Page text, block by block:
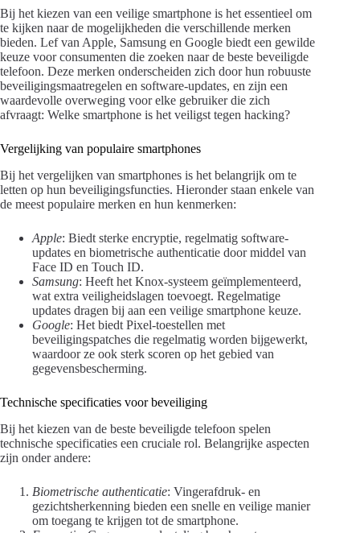
Bij het kiezen van een veilige smartphone is het essentieel om
te kijken naar de mogelijkheden die verschillende merken
bieden. Lef van Apple, Samsung en Google biedt een gewilde
keuze voor consumenten die zoeken naar de beste beveiligde
telefoon. Deze merken onderscheiden zich door hun robuuste
beveiligingsmaatregelen en software-updates, en zijn een
waardevolle overweging voor elke gebruiker die zich
afvraagt: Welke smartphone is het veiligst tegen hacking?
Vergelijking van populaire smartphones
Bij het vergelijken van smartphones is het belangrijk om te
letten op hun beveiligingsfuncties. Hieronder staan enkele van
de meest populaire merken en hun kenmerken:
Apple: Biedt sterke encryptie, regelmatig software-
updates en biometrische authenticatie door middel van
Face ID en Touch ID.
Samsung: Heeft het Knox-systeem geïmplementeerd,
wat extra veiligheidslagen toevoegt. Regelmatige
updates dragen bij aan een veilige smartphone keuze.
Google: Het biedt Pixel-toestellen met
beveiligingspatches die regelmatig worden bijgewerkt,
waardoor ze ook sterk scoren op het gebied van
gegevensbescherming.
Technische specificaties voor beveiliging
Bij het kiezen van de beste beveiligde telefoon spelen
technische specificaties een cruciale rol. Belangrijke aspecten
zijn onder andere:
Biometrische authenticatie: Vingerafdruk- en
gezichtsherkenning bieden een snelle en veilige manier
om toegang te krijgen tot de smartphone.